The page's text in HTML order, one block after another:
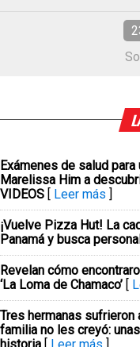
Exámenes de salud
Marelissa Him a
VIDEOS [ Leer más ]
¡Vuelve Pizza Hut! La
Panamá y busca
Revelan cómo
‘La Loma de Chamaco’ [
Tres hermanas sufrieron
familia no les creyó: